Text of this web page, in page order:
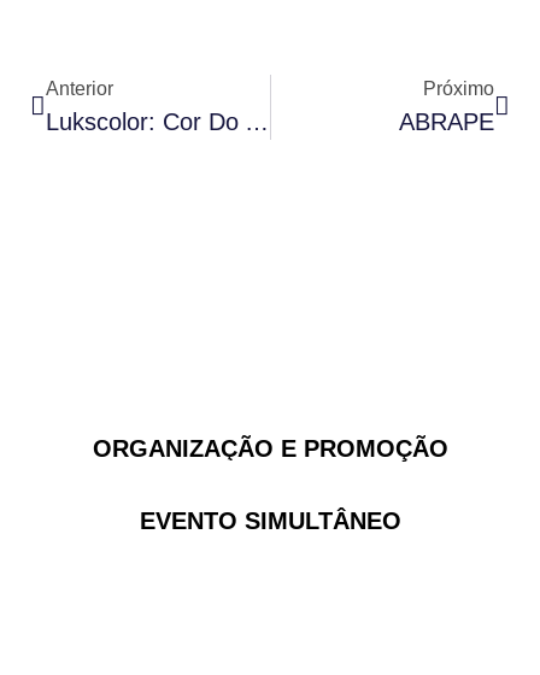
Anterior
Lukscolor: Cor Do Ano De 2024 Convida Para Um Mergulho Na Natureza
Próximo
ABRAPE
ORGANIZAÇÃO E PROMOÇÃO
EVENTO SIMULTÂNEO